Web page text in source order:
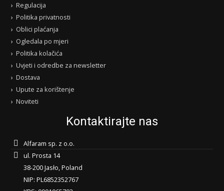
Regulacija
Politika privatnosti
Oblici plaćanja
Ogledala po mjeri
Politika kolačića
Uvjeti i odredbe za newsletter
Dostava
Upute za korištenje
Noviteti
Kontaktirajte nas
Alfaram sp. z o.o.
ul. Prosta 14
38-200 Jasło, Poland
NIP: PL6852352767